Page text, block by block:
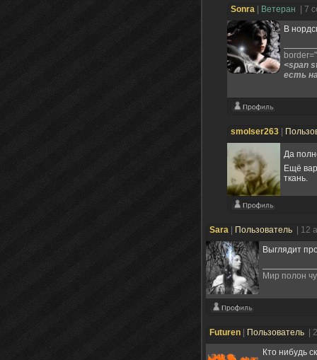
Sonra Ветеран
| 7
В
<span
есть
smolser263
Да
Ещё
ткань.
Sara Пользователь
| 12
Выглядит
Мир полон
Futuren Пользователь
|
Кто нибудь